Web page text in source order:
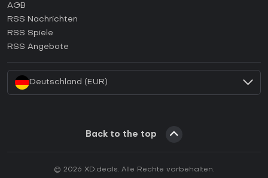
Wie aktiviert man einen GOG CD Key?
Wie aktiviert man einen Ubisoft Connect CD Key?
AGB
RSS Nachrichten
RSS Spiele
RSS Angebote
Deutschland (EUR)
Back to the top
© 2026 XD.deals. Alle Rechte vorbehalten.